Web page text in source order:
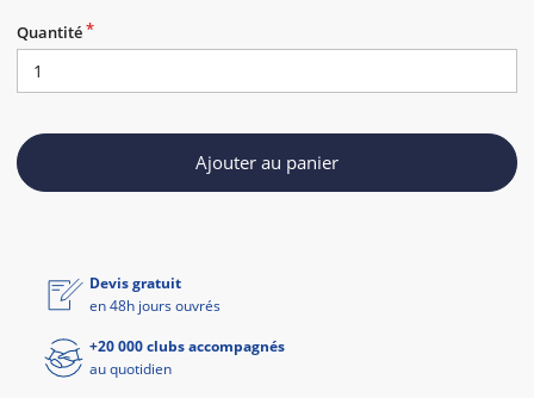
Quantité
Ajouter au panier
Devis gratuit
en 48h jours ouvrés
+20 000 clubs accompagnés
au quotidien